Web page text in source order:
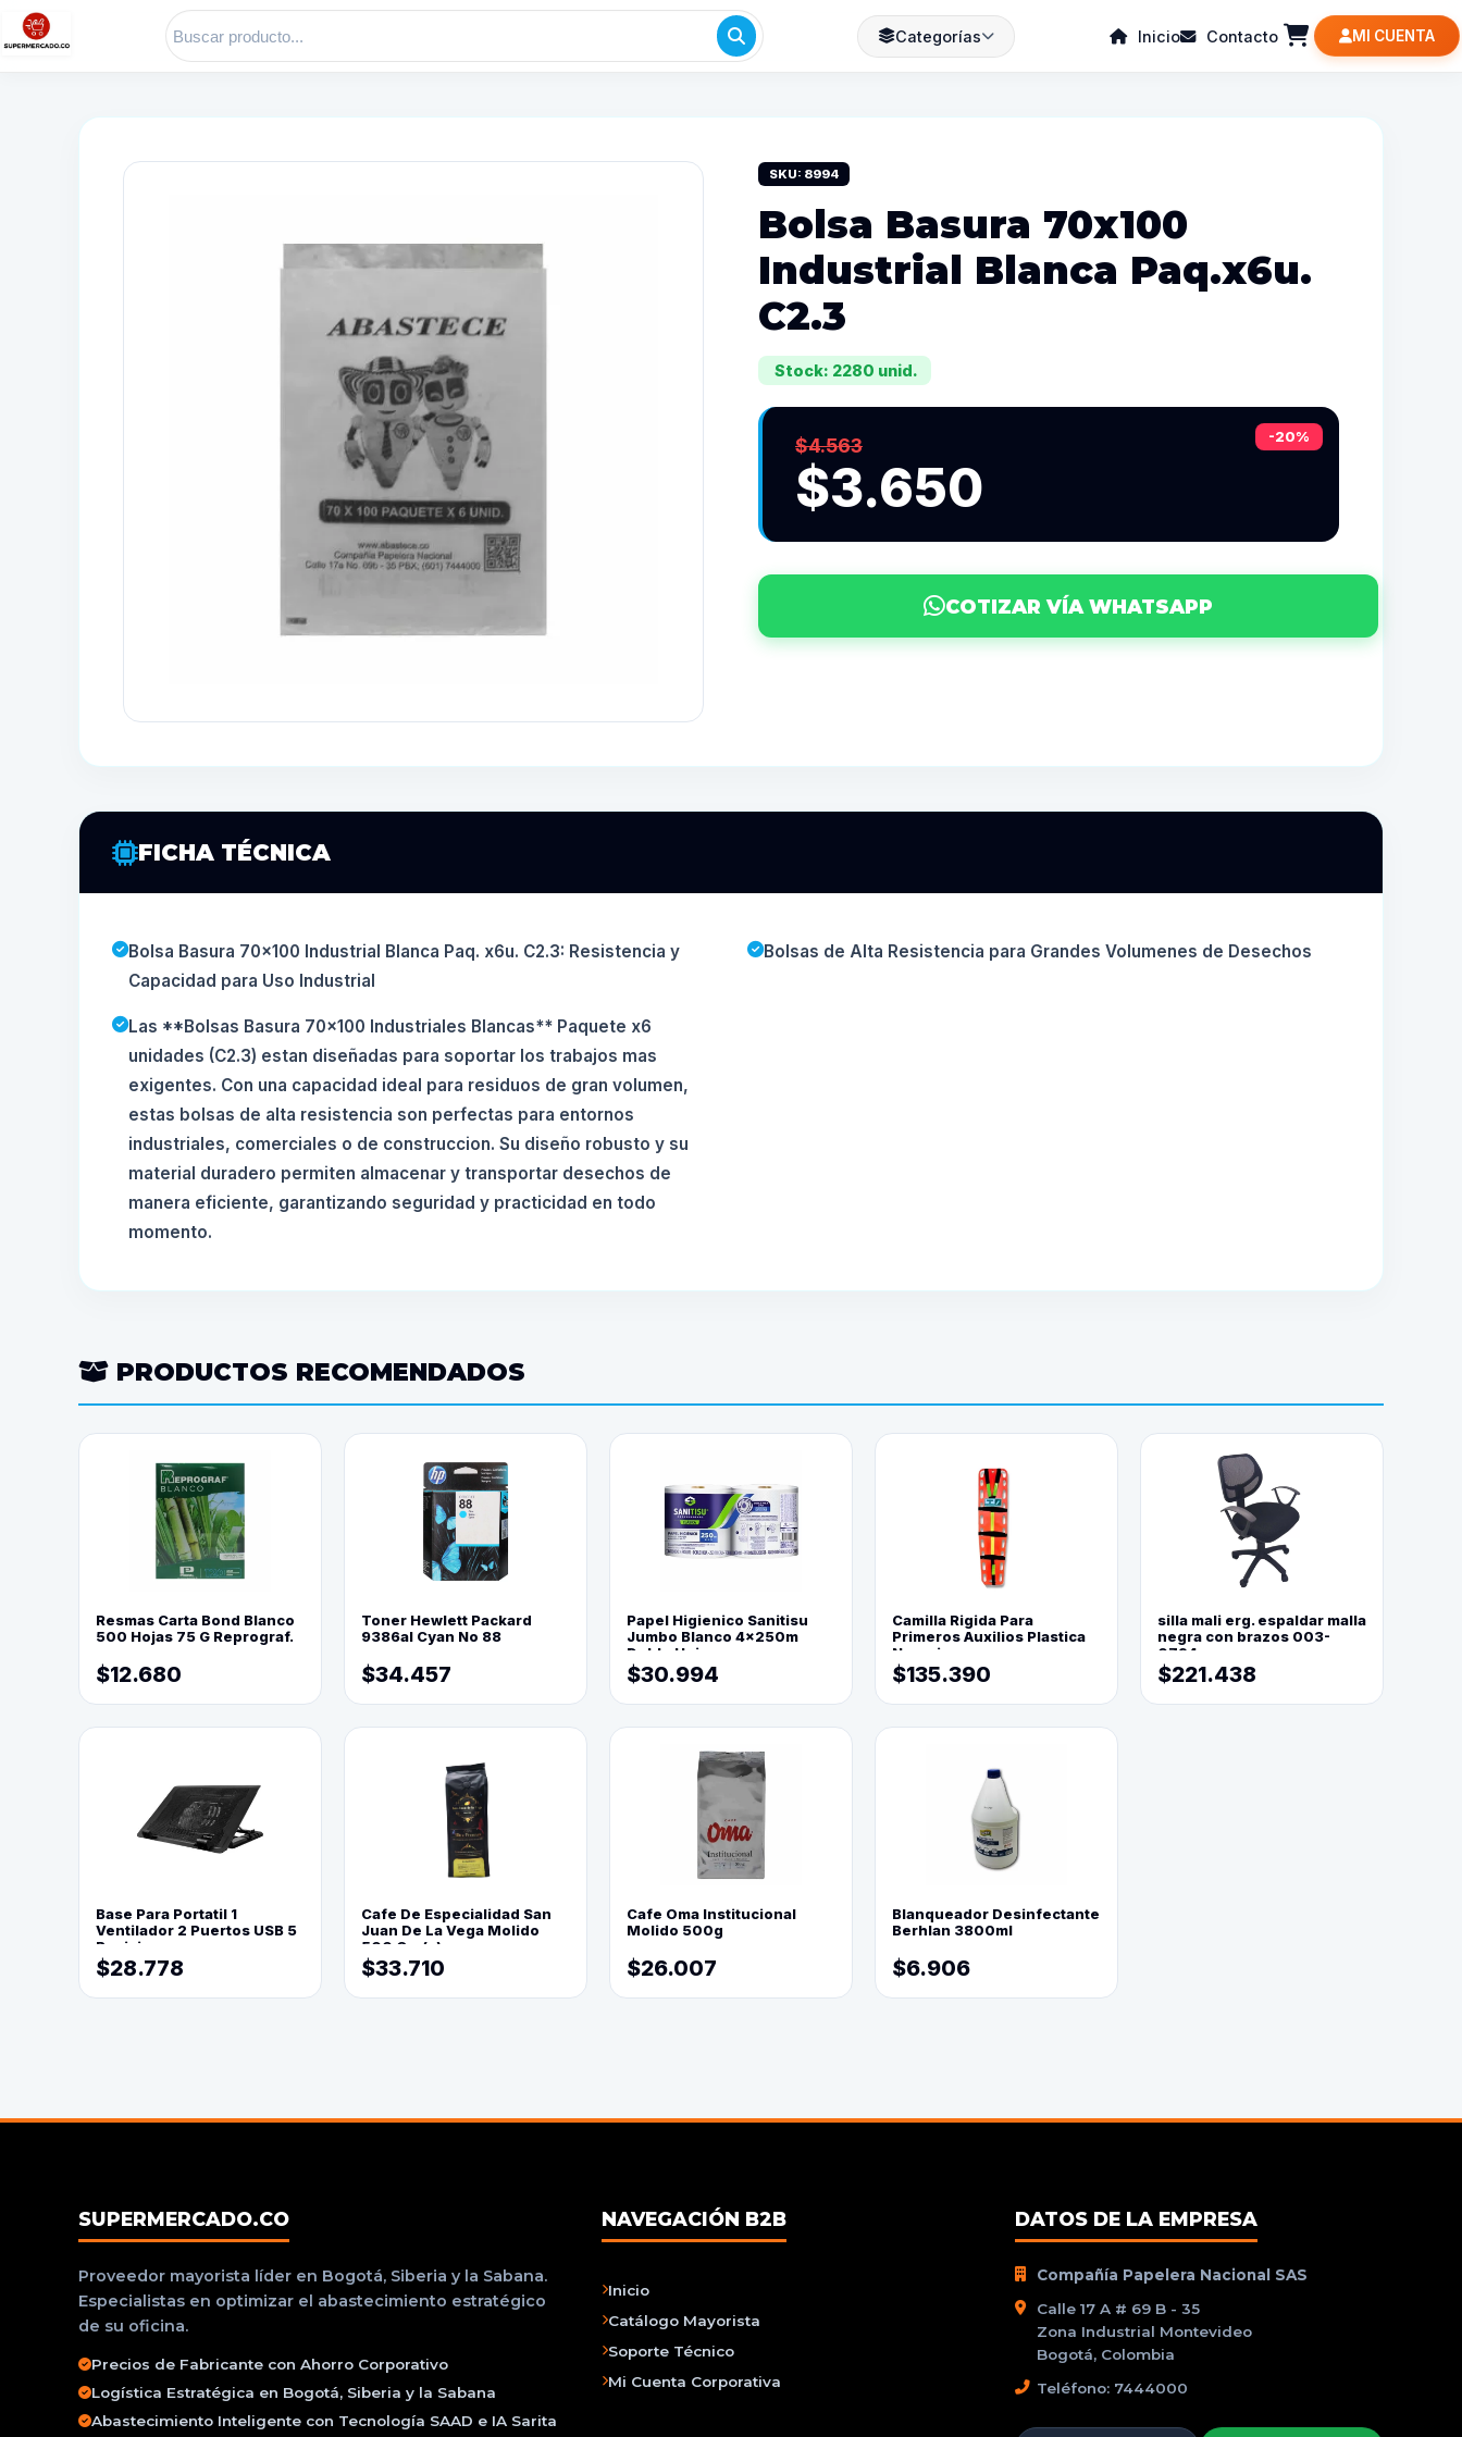
Categorías Inicio Contacto MI CUENTA
SKU: 8994
Bolsa Basura 70x100
Industrial Blanca Paq.x6u.
C2.3
Stock: 2280 unid.
-20%
$4.563
$3.650
COTIZAR VÍA WHATSAPP
FICHA TÉCNICA
Bolsa Basura 70x100 Industrial Blanca Paq. x6u. C2.3: Resistencia y
Capacidad para Uso Industrial
Bolsas de Alta Resistencia para Grandes Volumenes de Desechos
Las **Bolsas Basura 70x100 Industriales Blancas** Paquete x6
unidades (C2.3) estan diseñadas para soportar los trabajos mas
exigentes. Con una capacidad ideal para residuos de gran volumen,
estas bolsas de alta resistencia son perfectas para entornos
industriales, comerciales o de construccion. Su diseño robusto y su
material duradero permiten almacenar y transportar desechos de
manera eficiente, garantizando seguridad y practicidad en todo
momento.
PRODUCTOS RECOMENDADOS
Resmas Carta Bond Blanco
500 Hojas 75 G Reprograf.
$12.680
Toner Hewlett Packard
9386al Cyan No 88
$34.457
Papel Higienico Sanitisu
Jumbo Blanco 4x250m
Doble Hoja
$30.994
Camilla Rigida Para
Primeros Auxilios Plastica
Naranja
$135.390
silla mali erg. espaldar malla
negra con brazos 003-
0794
$221.438
Base Para Portatil 1
Ventilador 2 Puertos USB 5
Posiciones
$28.778
Cafe De Especialidad San
Juan De La Vega Molido
500 Grs(=)
$33.710
Cafe Oma Institucional
Molido 500g
$26.007
Blanqueador Desinfectante
Berhlan 3800ml
$6.906
SUPERMERCADO.CO
Proveedor mayorista líder en Bogotá, Siberia y la Sabana.
Especialistas en optimizar el abastecimiento estratégico
de su oficina.
Precios de Fabricante con Ahorro Corporativo
Logística Estratégica en Bogotá, Siberia y la Sabana
Abastecimiento Inteligente con Tecnología SAAD e IA Sarita
NAVEGACIÓN B2B
Inicio
Catálogo Mayorista
Soporte Técnico
Mi Cuenta Corporativa
DATOS DE LA EMPRESA
Compañía Papelera Nacional SAS
Calle 17 A # 69 B - 35
Zona Industrial Montevideo
Bogotá, Colombia
Teléfono: 7444000